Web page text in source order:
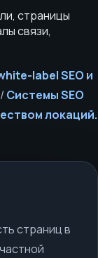
страницы
связи,
label SEO и
/ Системы SEO
локаций.
страниц в